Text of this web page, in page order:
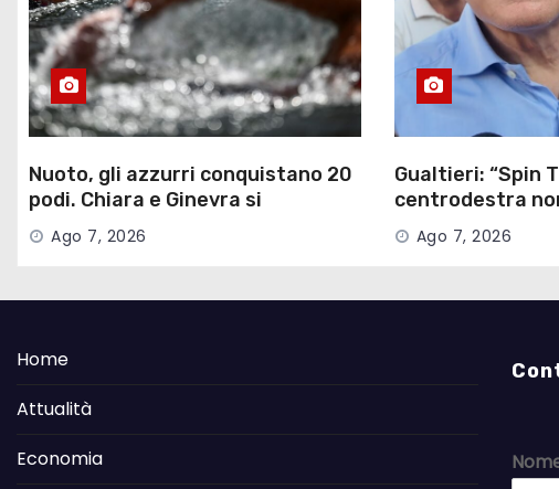
Nuoto, gli azzurri conquistano 20
podi. Chiara e Ginevra si
confermano ‘regine’
Ago 7, 2026
Gualtieri: “Spin
centrodestra
parliamo di
Ago 7, 2026
Home
Attualità
Economia